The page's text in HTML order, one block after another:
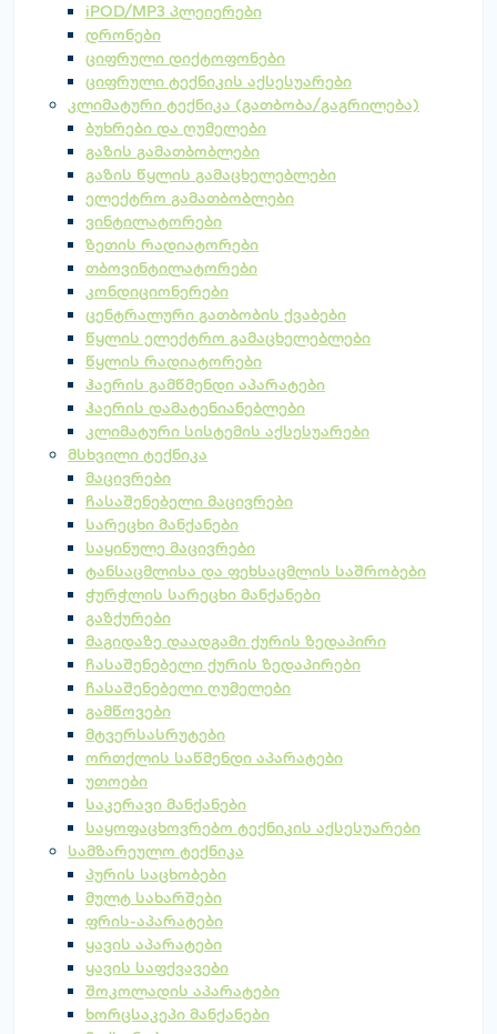
iPOD/MP3 პლეიერები
დრონები
ციფრული დიქტოფონები
ციფრული ტექნიკის აქსესუარები
კლიმატური ტექნიკა (გათბობა/გაგრილება)
ბუხრები და ღუმელები
გაზის გამათბობლები
გაზის წყლის გამაცხელებლები
ელექტრო გამათბობლები
ვინტილატორები
ზეთის რადიატორები
თბოვინტილატორები
კონდიციონერები
ცენტრალური გათბობის ქვაბები
წყლის ელექტრო გამაცხელებლები
წყლის რადიატორები
ჰაერის გამწმენდი აპარატები
ჰაერის დამატენიანებლები
კლიმატური სისტემის აქსესუარები
მსხვილი ტექნიკა
მაცივრები
ჩასაშენებელი მაცივრები
სარეცხი მანქანები
საყინულე მაცივრები
ტანსაცმლისა და ფეხსაცმლის საშრობები
ჭურჭლის სარეცხი მანქანები
გაზქურები
მაგიდაზე დაადგამი ქურის ზედაპირი
ჩასაშენებელი ქურის ზედაპირები
ჩასაშენებელი ღუმელები
გამწოვები
მტვერსასრუტები
ორთქლის საწმენდი აპარატები
უთოები
საკერავი მანქანები
საყოფაცხოვრებო ტექნიკის აქსესუარები
სამზარეულო ტექნიკა
პურის საცხობები
მულტ სახარშები
ფრის-აპარატები
ყავის აპარატები
ყავის საფქვავები
შოკოლადის აპარატები
ხორცსაკეპი მანქანები